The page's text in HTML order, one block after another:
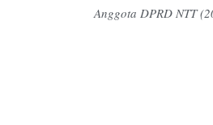
Wakil Gubernur NTT